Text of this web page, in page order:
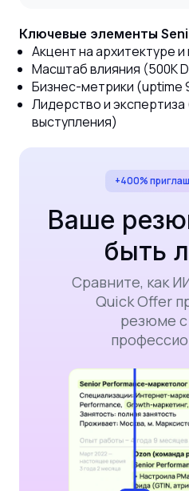
Ключевые элементы
Акцент на архитектуре
Масштаб влияния (500K
Бизнес-метрики (uptime
Лидерство и
выступления)
+400%
Ваше
быть
Сравните, как
Quick Offer
резюме с